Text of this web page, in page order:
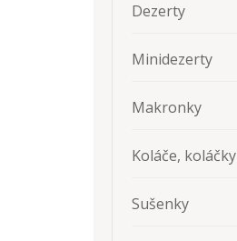
Dezerty
Minidezerty
Makronky
Koláče, koláčky
Sušenky